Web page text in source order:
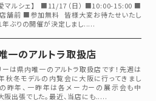
マルシェ】 ■11/17（日） ■10:00-15:00 ■
舗前 ■参加無料 皆様大変お待たせいたし
１年ぶりの開催が決定しまし.....
一のアルトラ取扱店
ーは県内唯一のアルトラ取扱店です！先週は
秋冬モデルの内覧会に大阪に行ってきまし
昨年、一昨年は各メーカーの展示会も中
阪出張でした。最近、当店にも.....